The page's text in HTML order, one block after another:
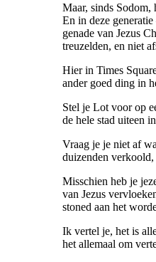
Maar, sinds Sodom,
En in deze
genade van Jezus
treuzelden, en niet
Hier in Times
ander goed ding in
Stel je Lot voor op
de hele stad uiteen
Vraag je je niet af
duizenden
Misschien heb je
van Jezus
stoned aan het
Ik vertel je, het is
het allemaal om